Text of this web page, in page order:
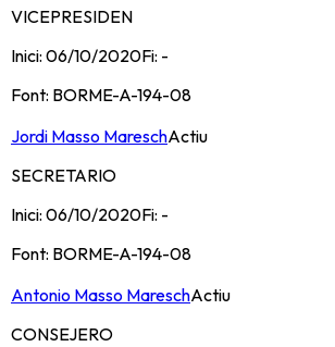
VICEPRESIDEN
Inici: 06/10/2020Fi: -
Font: BORME-A-194-08
Jordi Masso MareschActiu
SECRETARIO
Inici: 06/10/2020Fi: -
Font: BORME-A-194-08
Antonio Masso MareschActiu
CONSEJERO